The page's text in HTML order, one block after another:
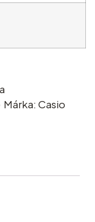
Márka: Casio